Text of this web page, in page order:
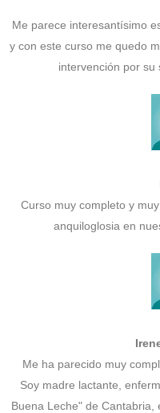
Me parece interesantísimo
y con este curso me quedo
intervención por su
Curso muy completo y
anquiloglosia en
Me ha parecido muy
Soy madre lactante,
Buena Leche" de